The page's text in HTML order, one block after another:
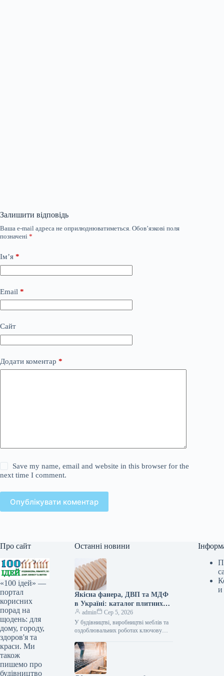
Залишити відповідь
Ваша e-mail адреса не оприлюднюватиметься. Обов’язкові поля
позначені *
Ім’я *
Email *
Сайт
Додати коментар *
Save my name, email and website in this browser for the
next time I comment.
Опублікувати коментар
Про сайт
«100 ідей» —
портал
корисних
порад на
щодень: для
дому, городу,
здоров'я та
краси. Ми
також
пишемо про
будівництво
Останні новини
Якісна фанера, ДВП та МДФ
в Україні: каталог плитних
матеріалів від «ВІН-ВУД»
admin
Сер 5, 2026
У будівництві, виробництві меблів та
оздоблювальних роботах ключову
сировини. Компанія «ВІН-ВУД» уже
тривалий час займається…
и